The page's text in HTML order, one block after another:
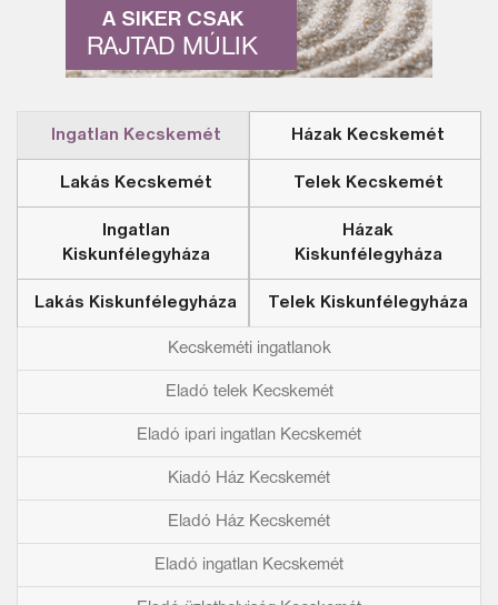
A SIKER CSAK
RAJTAD MÚLIK
Ingatlan Kecskemét Házak Kecskemét
Lakás Kecskemét Telek Kecskemét
Ingatlan
Kiskunfélegyháza
Házak
Kiskunfélegyháza
Lakás Kiskunfélegyháza Telek Kiskunfélegyháza
Kecskeméti ingatlanok
Eladó telek Kecskemét
Eladó ipari ingatlan Kecskemét
Kiadó Ház Kecskemét
Eladó Ház Kecskemét
Eladó ingatlan Kecskemét